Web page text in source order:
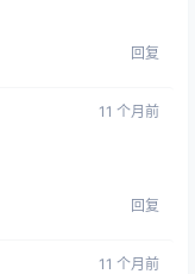
回复
11 个月前
回复
11 个月前